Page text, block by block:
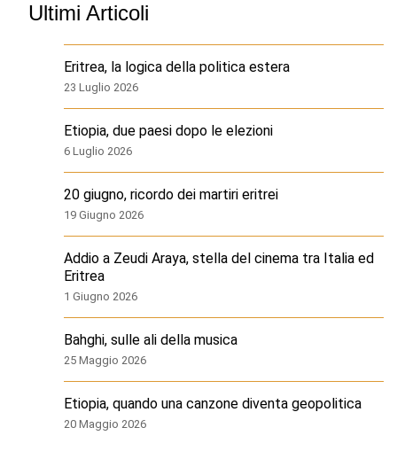
Ultimi Articoli
Eritrea, la logica della politica estera
23 Luglio 2026
Etiopia, due paesi dopo le elezioni
6 Luglio 2026
20 giugno, ricordo dei martiri eritrei
19 Giugno 2026
Addio a Zeudi Araya, stella del cinema tra Italia ed
Eritrea
1 Giugno 2026
Bahghi, sulle ali della musica
25 Maggio 2026
Etiopia, quando una canzone diventa geopolitica
20 Maggio 2026